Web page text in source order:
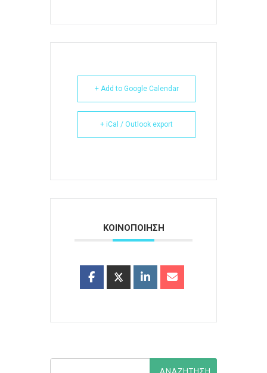
+ Add to Google Calendar
+ iCal / Outlook export
ΚΟΙΝΟΠΟΙΗΣΗ